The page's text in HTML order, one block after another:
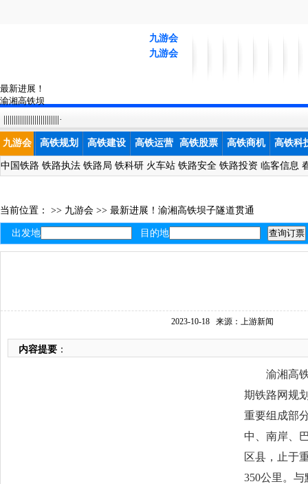
九游会
九游会
最新进展！
渝湘高铁坝
子隧道贯通-
九游会
|||||||||||||||||||||||||||·
九游会 高铁规划 高铁建设 高铁运营 高铁股票 高铁商机 高铁科
中国铁路 铁路执法 铁路局 铁科研 火车站 铁路安全 铁路投资 临客信息
当前位置： >> 九游会 >> 最新进展！渝湘高铁坝子隧道贯通
出发地 目的地
2023-10-18 来源：上游新闻
内容提要 ：
渝湘高铁
期铁路网规
重要组成部
中、南岸、
区县，止于
350公里。